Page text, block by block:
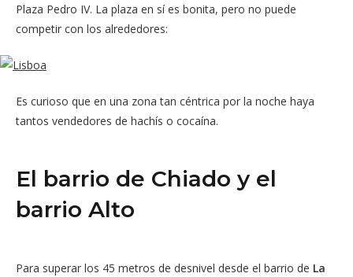
Plaza Pedro IV. La plaza en sí es bonita, pero no puede
competir con los alrededores:
Es curioso que en una zona tan céntrica por la noche haya
tantos vendedores de hachís o cocaína.
El barrio de Chiado y el
barrio Alto
Para superar los 45 metros de desnivel desde el barrio de La